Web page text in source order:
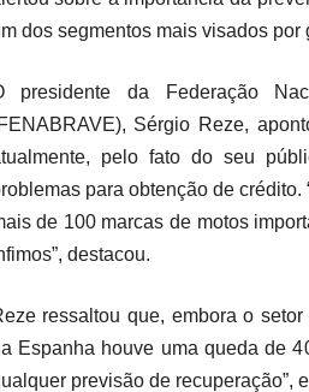
dos segmentos mais visados por
presidente da Federação
Sérgio Reze,
pelo fato do seu
para obtenção de
de 100 marcas de motos
destacou.
ressaltou que, embora o
Espanha houve uma queda de
previsão de recuperação”,